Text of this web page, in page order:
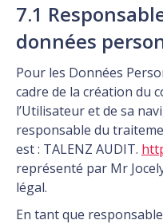
7.1
données
Pour les Données
cadre de la création du
l’Utilisateur et de sa
responsable du
est : TALENZ AUDIT.
représenté par Mr
légal.
En tant que